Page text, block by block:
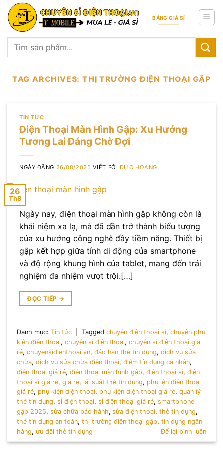
Skip
content
BẢNG GIÁ SỈ
Tìm
TAG ARCHIVES:THỊ TRƯỜNG ĐIỆN THOẠI GẬP
TIN TỨC
Điện Thoại Màn Hình Gập: Xu Hướng
Tương Lai Đáng Chờ Đợi
NGÀY ĐĂNG 26/08/2025 VIẾT BỞIĐỨC HOÀNG
26
Th8
Ngày nay, điện thoại màn hình gập không còn là
khái niệm xa lạ, mà đã dần trở thành biểu tượng
của xu hướng công nghệ đầy tiềm năng. Thiết bị
gập kết hợp giữa tính di động của smartphone
và độ rộng khung hình của tablet, mang đến trải
nghiệm đa nhiệm vượt trội.[…]
ĐỌC TIẾP →
Danh mục:Tin tức Taggedchuyên điện thoại sỉ,chuyên phụ
kiện điện thoại,chuyên sỉ điện thoại,chuyên sỉ điện thoại giá
rẻ,chuyensidienthoai.vn,đáo hạn thẻ tín dụng,dịch vụ sửa
chữa,dịch vụ sửa chữa điện thoại,điểm tín dụng cá nhân,
điện thoại giá rẻ,điện thoại màn hình gập,điện thoại sỉ,điện
thoại sỉ giá rẻ,giá rẻ, lãi suất thẻ tín dụng, phụ iện điện thoại
giá rẻ, phụ kiện điện thoại, phụ kiện điện thoại giá rẻ,quản lý
thẻ tín dụng,sỉ điện thoại,sỉ điện thoại giá rẻ,smartphone
gập 2025,sửa chữa bảo hành,sửa điện thoại,thẻ tín dụng,
thẻ tín dụng an toàn,thị trường điện thoại gập,tín dụng ngân
hàng, ưu đãi thẻ tín dụng Để lại bình luận